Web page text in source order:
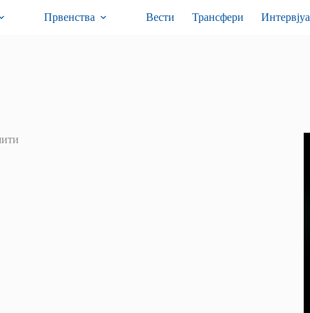
Првенства Вести Трансфери Интервјуа